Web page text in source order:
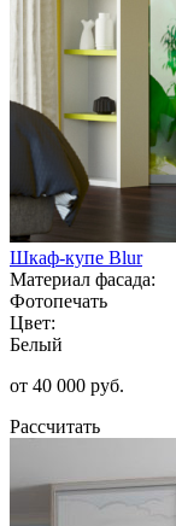
Шкаф-купе Blur
Материал фасада:
Фотопечать
Цвет:
Белый
от 40 000 руб.
Рассчитать